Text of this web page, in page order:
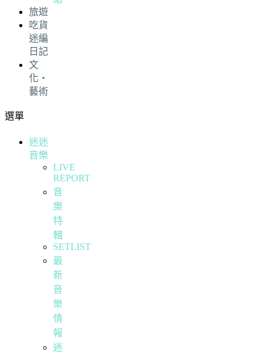
旅遊
吃貨
迷編
日記
文
化・
藝術
選單
迷迷
音樂
LIVE
REPORT
音
樂
特
輯
SETLIST
最
新
音
樂
情
報
迷